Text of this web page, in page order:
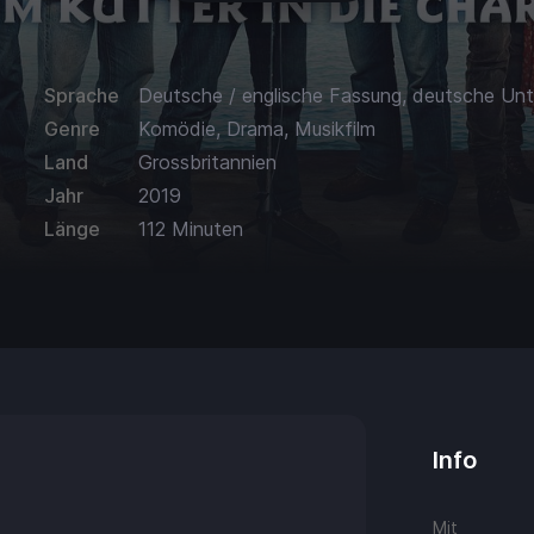
Sprache
Deutsche / englische Fassung, deutsche
Genre
Komödie, Drama, Musikfilm
Land
Grossbritannien
Jahr
2019
Länge
112 Minuten
Info
Mit